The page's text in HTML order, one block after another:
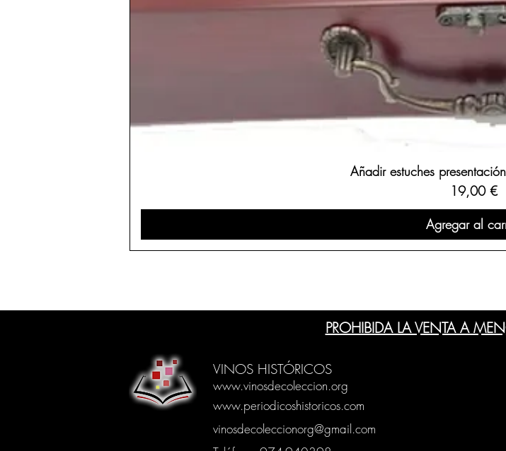
Añadir estuches
Precio
19,00 €
Agregar al
PROHIBIDA LA VENTA A
VINOS HISTÓRICOS
www.vinosdecoleccion.org
www.periodicoshistoricos.com
vinosdecoleccionorg@gmail.com